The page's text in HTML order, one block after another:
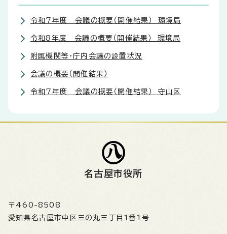
令和7年度 会議の概要（開催結果） 環境局
令和8年度 会議の概要（開催結果） 環境局
附属機関等・庁内会議の設置状況
会議の概要（開催結果）
令和7年度 会議の概要（開催結果） 守山区
名古屋市役所
〒460-8508
愛知県名古屋市中区三の丸三丁目1番1号